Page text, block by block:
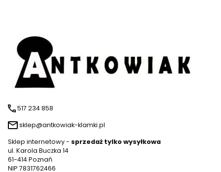
517 234 858
sklep@antkowiak-klamki.pl
Sklep internetowy - sprzedaż tylko wysyłkowa
ul. Karola Buczka 14
61-414 Poznań
NIP 7831762466